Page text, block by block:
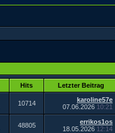
Hits
Letzter Beitrag
10714
karoline57e
07.06.2026 10:21
48805
errikos1os
18.05.2026 12:14